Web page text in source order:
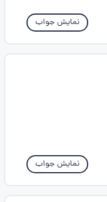
نمایش جواب
نمایش جواب